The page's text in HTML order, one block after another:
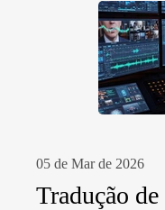
05 de Mar de 2026
Tradução